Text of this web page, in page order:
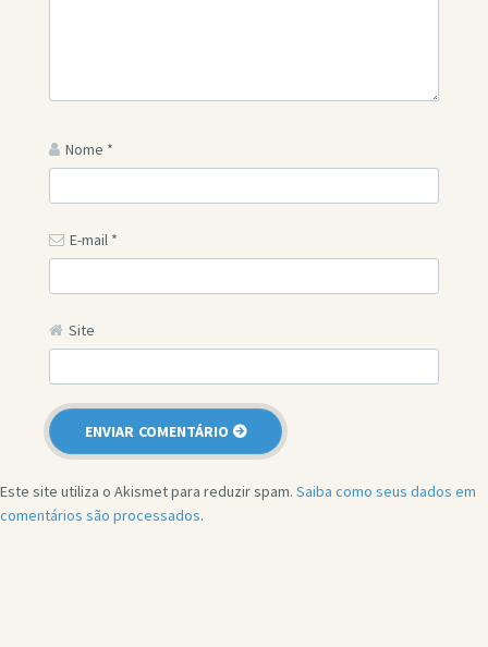
Nome *
E-mail *
Site
Este site utiliza o Akismet para reduzir spam. Saiba como seus dados em
comentários são processados.